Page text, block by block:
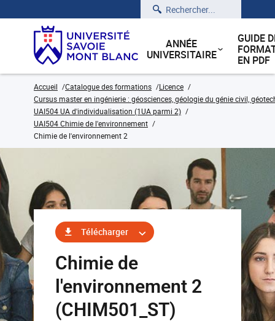
Rechercher
ANNÉE
UNIVERSITAIRE
GUIDE
EN PDF
Accueil Catalogue des formations
Licence
Cursus master en ingénierie : géosciences, géologie du génie civil,
UAI504 UA d'individualisation (1UA parmi 2)
UAI504 Chimie de l'environnement
Chimie de l'environnement 2
Télécharger
Chimie de
l'environnement 2
(CHIM501_ST)